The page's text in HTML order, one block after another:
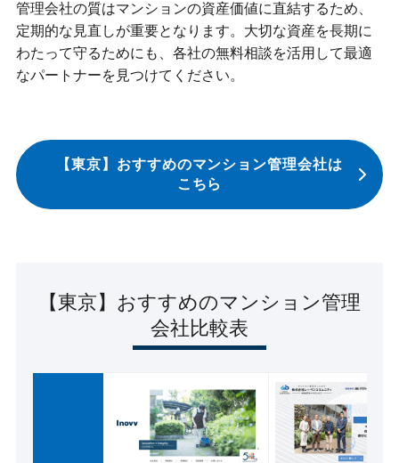
管理会社の質はマンションの資産価値に直結するため、
定期的な見直しが重要となります。大切な資産を長期に
わたって守るためにも、各社の無料相談を活用して最適
なパートナーを見つけてください。
【東京】おすすめのマンション管理会社は
こちら
【東京】おすすめのマンション管理
会社比較表